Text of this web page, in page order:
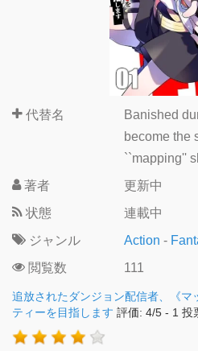
代替名
Banished
become the
``mapping''
著者
更新中
状態
連載中
ジャンル
Action -
閲覧数
111
追放されたダンジョン配信者、《マ
ティーを目指します 評価: 4/5 - 1 投